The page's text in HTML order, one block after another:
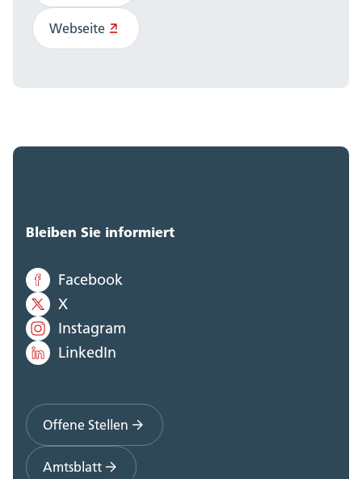
Webseite
Bleiben Sie informiert
Facebook
X
Instagram
LinkedIn
Offene Stellen
Amtsblatt